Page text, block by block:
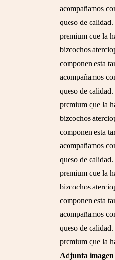
acompañamos
queso de
premium que la
bizcochos
componen esta
acompañamos
queso de
premium que la
bizcochos
componen esta
acompañamos
queso de
premium que la
bizcochos
componen esta
acompañamos
queso de
premium que la
Adjunta imagen